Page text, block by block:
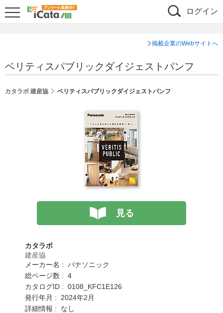
ログイン
掲載企業のWebサイトへ
ベリティスパブリックダイジェストパンフ
カタラボ 建産協 ベリティスパブリックダイジェストパンフ
見る
カタラボ
建産協
メーカー名 : パナソニック
総ページ数 : 4
カタログID : 0108_KFC1E126
発行年月 : 2024年2月
詳細情報 : なし